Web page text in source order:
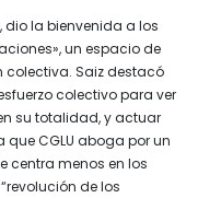
dio la bienvenida a los
un espacio de
Saiz destacó
colectivo para ver
su totalidad, y actuar
que CGLU aboga por un
centra menos en los
de los